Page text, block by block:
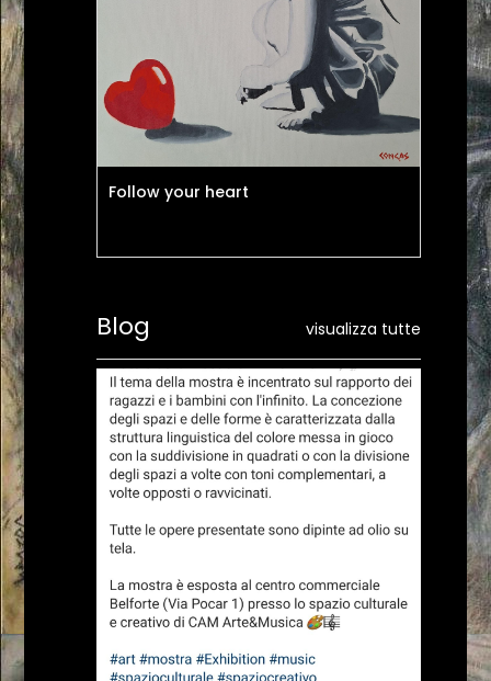
Follow your heart
visualizza tutte
Blog